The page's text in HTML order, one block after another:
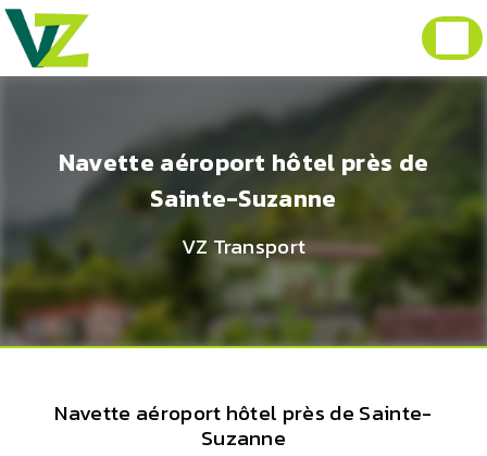
Navette aéroport hôtel près de
Sainte-Suzanne
VZ Transport
Navette aéroport hôtel près de Sainte-
Suzanne
Panneau de gestion des cookies